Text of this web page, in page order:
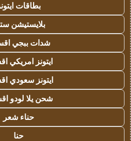
بطاقات
بلايستيشن
شدات ببجي
ايتونز امريكي
ايتونز سعودي
شحن يلا لودو
حناء شعر
حنا